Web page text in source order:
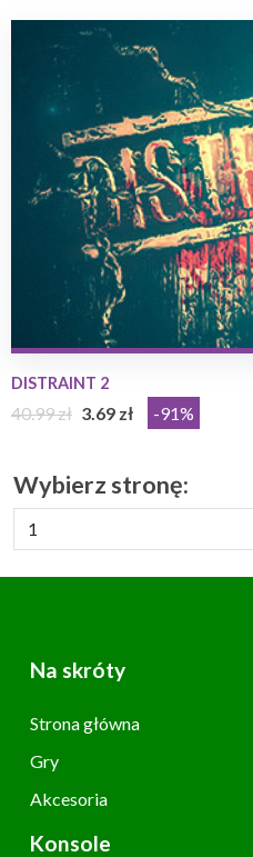
DISTRAINT 2
40.99 zł 3.69 zł -91%
Wybierz stronę:
Na skróty
Strona główna
Gry
Akcesoria
Konsole